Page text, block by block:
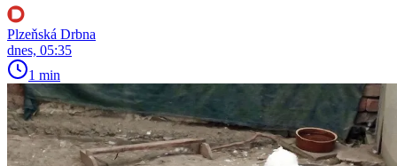
Plzeňská Drbna
dnes, 05:35
1 min